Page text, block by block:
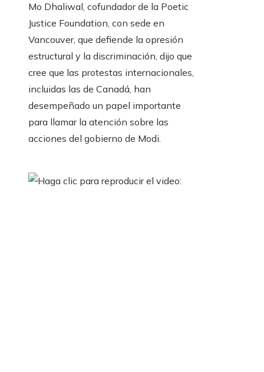
Mo Dhaliwal, cofundador de la Poetic
Justice Foundation, con sede en
Vancouver, que defiende la opresión
estructural y la discriminación, dijo que
cree que las protestas internacionales,
incluidas las de Canadá, han
desempeñado un papel importante
para llamar la atención sobre las
acciones del gobierno de Modi.